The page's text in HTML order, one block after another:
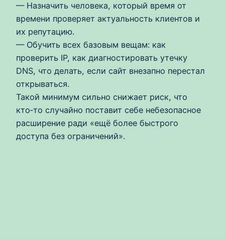
— Назначить человека, который время от
времени проверяет актуальность клиентов и
их репутацию.
— Обучить всех базовым вещам: как
проверить IP, как диагностировать утечку
DNS, что делать, если сайт внезапно перестал
открываться.
Такой минимум сильно снижает риск, что
кто‑то случайно поставит себе небезопасное
расширение ради «ещё более быстрого
доступа без ограничений».